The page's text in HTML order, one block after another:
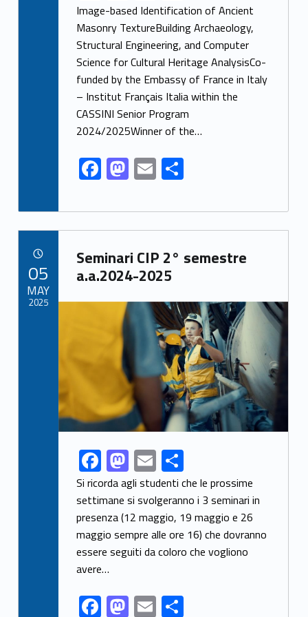
ac
e
b
o
o
k
as
to
d
o
n
m
ai
l
o
n
di
vi
di
Image-based Identification of Ancient
Masonry TextureBuilding Archaeology,
Structural Engineering, and Computer
Science for Cultural Heritage AnalysisCo-
funded by the Embassy of France in Italy
– Institut Français Italia within the
CASSINI Senior Program
2024/2025Winner of the…
F
ac
e
b
o
o
k
M
as
to
d
o
n
E
m
ai
l
C
n
di
vi
Link identifier archive #link-archive-79995
Seminari CIP 2° semestre
a.a.2024-2025
Link identifier archive #link-archive-thumb-soap-21171
Link identifier share facebook archive #share-link-archive-82109F
ac
e
b
o
o
k
M
as
to
d
o
E
m
ai
l
C
o
n
di
vi
Si ricorda agli studenti che le prossime
settimane si svolgeranno i 3 seminari in
presenza (12 maggio, 19 maggio e 26
maggio sempre alle ore 16) che dovranno
essere seguiti da coloro che vogliono
avere…
F M E C
05
MAY
2025